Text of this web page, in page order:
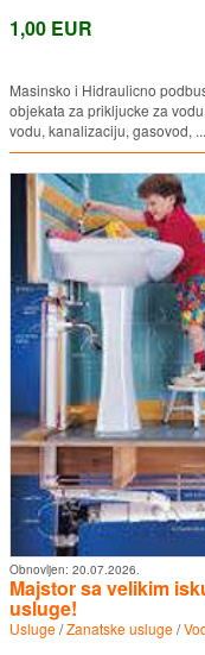
1,00 EUR
Masinsko i Hidraulicno
objekata za prikljucke za
vodu, kanalizaciju, gasovod, ...
Obnovljen: 20.07.2026.
Majstor sa velikim
usluge!
Usluge/Zanatske usluge/